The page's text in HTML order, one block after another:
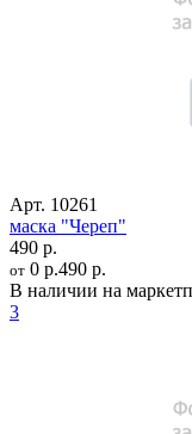
Арт. 10261
маска "Череп"
490 р.
от 0 р.490 р.
В наличии на
3